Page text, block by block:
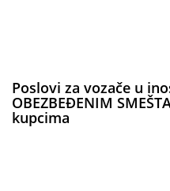
Poslovi za vozače u
OBEZBEĐENIM
kupcima